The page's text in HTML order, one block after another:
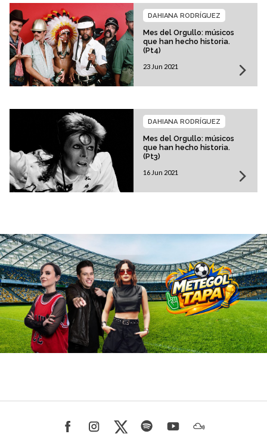
Mes del Orgullo: músicos
que han hecho historia.
(Pt4)
DAHIANA RODRÍGUEZ
23 Jun 2021
Mes del Orgullo: músicos
que han hecho historia.
(Pt3)
DAHIANA RODRÍGUEZ
16 Jun 2021